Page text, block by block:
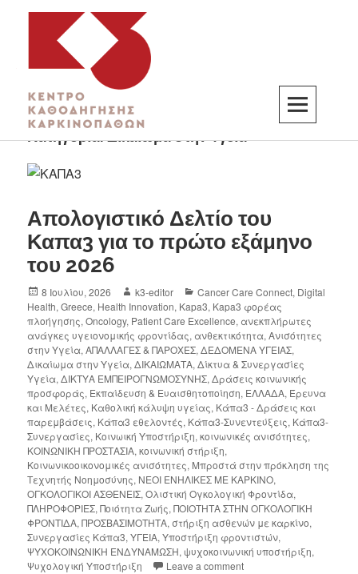
K3
ΚΕΝΤΡΟ ΚΑΘΟΔΗΓΗΣΗΣ ΚΑΡΚΙΝΟΠΑΘΩΝ
Κατηγορία:Δικαίωμα στην Υγεία
Απολογιστικό Δελτίο του
Καπα3 για το πρώτο εξάμηνο
του 2026
8 Ιουλίου, 2026 k3-editor Cancer Care Connect, Digital
Health,Greece, Health Innovation, Kapa3, Kapa3 φορέας
πλοήγησης,Oncology, Patient Care Excellence, ανεκπλήρωτες
ανάγκες υγειονομικής φροντίδας, ανθεκτικότητα,Ανισότητες
στην Υγεία,ΑΠΑΛΛΑΓΕΣ & ΠΑΡΟΧΕΣ,ΔΕΔΟΜΕΝΑ ΥΓΕΙΑΣ,
Δικαίωμα στην Υγεία,ΔΙΚΑΙΩΜΑΤΑ,Δίκτυα & Συνεργασίες
Υγεία,ΔΙΚΤΥΑ ΕΜΠΕΙΡΟΓΝΩΜΟΣΥΝΗΣ,Δράσεις κοινωνικής
προσφοράς, Εκπαίδευση & Ευαισθητοποίηση, ΕΛΛΑΔΑ, Έρευνα
και Μελέτες, Καθολική κάλυψη υγείας, Κάπα3 - Δράσεις και
παρεμβάσεις, Κάπα3 εθελοντές, Κάπα3-Συνεντεύξεις, Κάπα3-
Συνεργασίες, Κοινωική Υποστήριξη,κοινωνικές ανισότητες,
ΚΟΙΝΩΝΙΚΗ ΠΡΟΣΤΑΣΙΑ,κοινωνική στήριξη,
Κοινωνικοοικονομικές ανισότητες, Μπροστά στην πρόκληση της
Τεχνητής Νοημοσύνης, ΝΕΟΙ ΕΝΗΛΙΚΕΣ ΜΕ ΚΑΡΚΙΝΟ,
ΟΓΚΟΛΟΓΙΚΟΙ ΑΣΘΕΝΕΙΣ,Ολιστική Ογκολογική Φροντίδα,
ΠΛΗΡΟΦΟΡΙΕΣ,Ποιότητα Ζωής,ΠΟΙΟΤΗΤΑ ΣΤΗΝ ΟΓΚΟΛΟΓΙΚΗ
ΦΡΟΝΤΙΔΑ,ΠΡΟΣΒΑΣΙΜΟΤΗΤΑ,στήριξη ασθενών με καρκίνο,
Συνεργασίες Κάπα3,ΥΓΕΙΑ,Υποστήριξη φροντιστών,
ΨΥΧΟΚΟΙΝΩΝΙΚΗ ΕΝΔΥΝΑΜΩΣΗ,ψυχοκοινωνική υποστήριξη,
Ψυχολογική Υποστήριξη
Leave a comment